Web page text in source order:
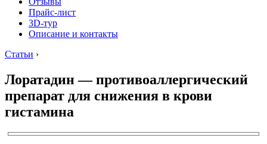
Прайс-лист
3D-тур
Описание и контакты
Статьи ›
Лоратадин — противоаллергический
препарат для снижения в крови
гистамина